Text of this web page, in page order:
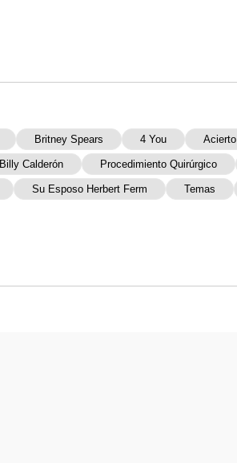
Britney Spears 4 You Acierto
Billy Calderón Procedimiento Quirúrgico
Su Esposo Herbert Ferm Temas